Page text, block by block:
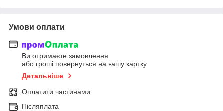
Умови оплати
Ви отримаєте замовлення
або гроші повернуться на вашу картку
Детальніше
Оплатити частинами
Післяплата